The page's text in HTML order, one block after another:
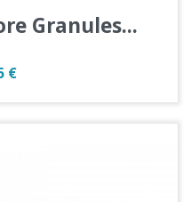
Granules...
€